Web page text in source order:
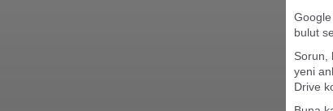
Google
bulut
Sorun,
yeni
Drive